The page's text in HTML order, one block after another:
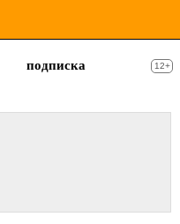
подписка
12+